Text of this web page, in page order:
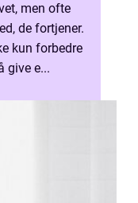
men ofte
de fortjener.
kun forbedre
give e...